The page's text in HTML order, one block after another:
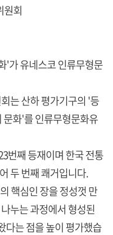
원회
'가 유네스코 인류무형문
는 산하 평가기구의 '등
문화'를 인류무형문화유
번째 등재이며 한국 전통
두 번째 쾌거입니다.
핵심인 장을 정성껏 만
누는 과정에서 형성된
다는 점을 높이 평가했습